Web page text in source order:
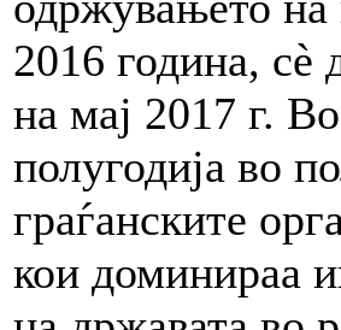
2016 година, сè
на мај 2017 г.
полугодија во
граѓанските
кои доминираа